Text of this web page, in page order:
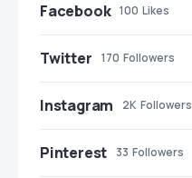
Facebook 100 Likes
Twitter 170 Followers
Instagram 2K Followers
Pinterest 33 Followers